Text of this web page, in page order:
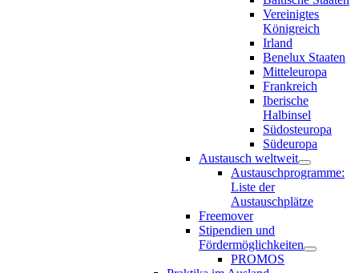
Vereinigtes
Königreich
Irland
Benelux Staaten
Mitteleuropa
Frankreich
Iberische
Halbinsel
Südosteuropa
Südeuropa
Austausch weltweit
Austauschprogramme:
Liste der
Austauschplätze
Freemover
Stipendien und
Fördermöglichkeiten
PROMOS